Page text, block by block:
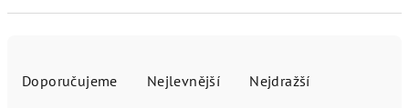
Doporučujeme Nejlevnější Nejdražší